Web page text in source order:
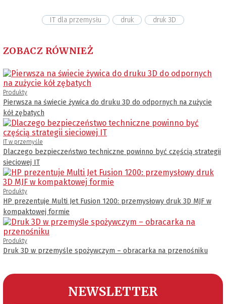
IT dla przemysłu druk druk 3D
ZOBACZ RÓWNIEŻ
Produkty
Pierwsza na świecie żywica do druku 3D do odpornych na zużycie
kół zębatych
IT w przemyśle
Dlaczego bezpieczeństwo techniczne powinno być częścią strategii
sieciowej IT
Produkty
HP prezentuje Multi Jet Fusion 1200: przemysłowy druk 3D MJF w
kompaktowej formie
Produkty
Druk 3D w przemyśle spożywczym – obracarka na przenośniku
NEWSLETTER